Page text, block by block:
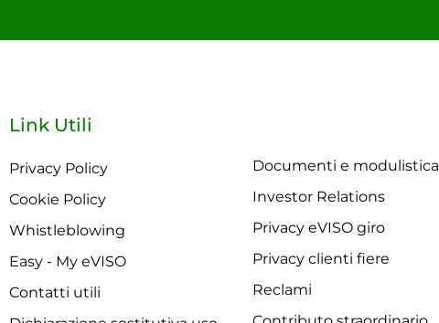
Link Utili
Privacy Policy
Cookie Policy
Whistleblowing
Easy - My eVISO
Contatti utili
Documenti e modulistica
Investor Relations
Privacy eVISO giro
Privacy clienti fiere
Reclami